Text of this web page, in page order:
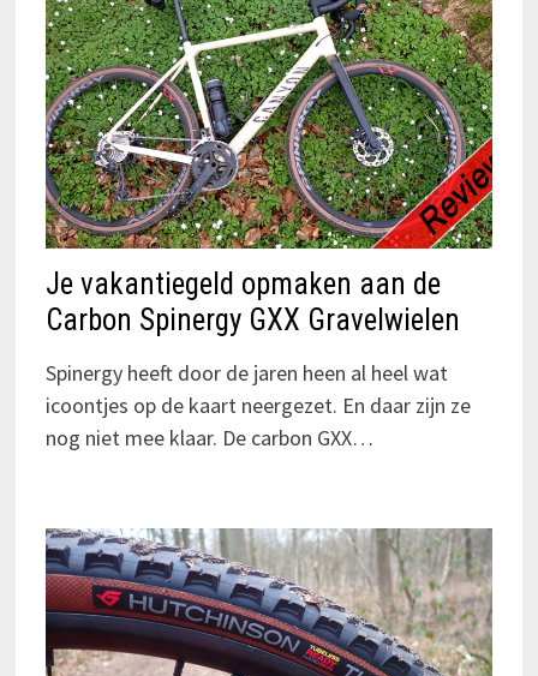
Je vakantiegeld opmaken aan de
Carbon Spinergy GXX Gravelwielen
Spinergy heeft door de jaren heen al heel wat
icoontjes op de kaart neergezet. En daar zijn ze
nog niet mee klaar. De carbon GXX…